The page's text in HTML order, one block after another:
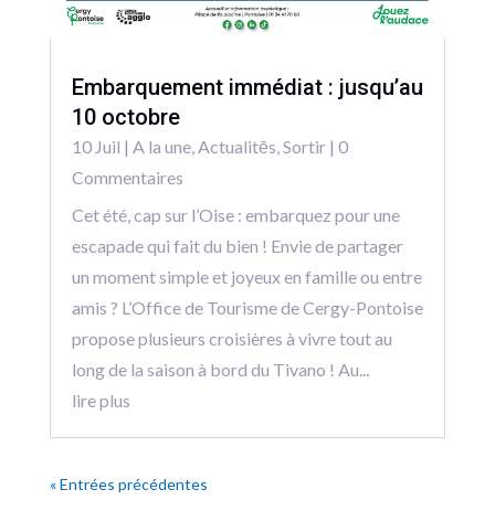
Embarquement immédiat : jusqu’au
10 octobre
10 Juil | A la une,Actualitēs,Sortir| 0
Commentaires
Cet été, cap sur l’Oise : embarquez pour une
escapade qui fait du bien ! Envie de partager
un moment simple et joyeux en famille ou entre
amis ? L’Office de Tourisme de Cergy-Pontoise
propose plusieurs croisières à vivre tout au
long de la saison à bord du Tivano ! Au...
lire plus
« Entrées précédentes